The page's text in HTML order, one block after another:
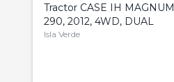
Tractor CASE IH MAGNUM
290, 2012, 4WD, DUAL
Isla Verde